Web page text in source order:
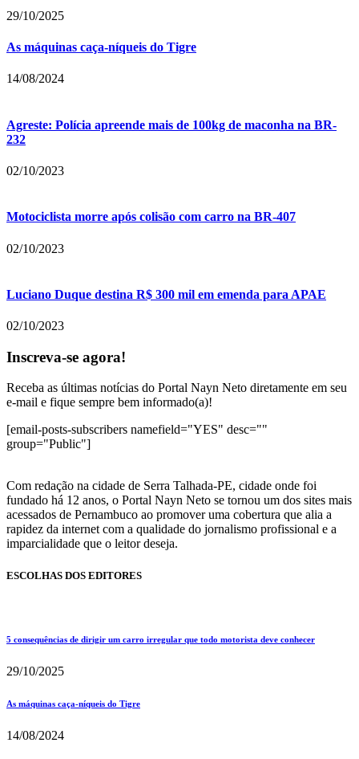
29/10/2025
As máquinas caça-níqueis do Tigre
14/08/2024
Agreste: Polícia apreende mais de 100kg de maconha na BR-
232
02/10/2023
Motociclista morre após colisão com carro na BR-407
02/10/2023
Luciano Duque destina R$ 300 mil em emenda para APAE
02/10/2023
Inscreva-se agora!
Receba as últimas notícias do Portal Nayn Neto diretamente em seu
e-mail e fique sempre bem informado(a)!
[email-posts-subscribers namefield="YES" desc=""
group="Public"]
Com redação na cidade de Serra Talhada-PE, cidade onde foi
fundado há 12 anos, o Portal Nayn Neto se tornou um dos sites mais
acessados de Pernambuco ao promover uma cobertura que alia a
rapidez da internet com a qualidade do jornalismo profissional e a
imparcialidade que o leitor deseja.
ESCOLHAS DOS EDITORES
5 consequências de dirigir um carro irregular que todo motorista deve conhecer
29/10/2025
As máquinas caça-níqueis do Tigre
14/08/2024